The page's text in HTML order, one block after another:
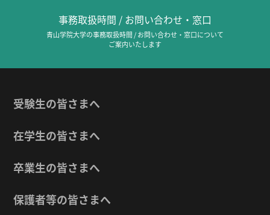
事務取扱時間 / お問い合わせ・窓口
青山学院大学の事務取扱時間 / お問い合わせ・窓口について
ご案内いたします
受験生の皆さまへ
在学生の皆さまへ
卒業生の皆さまへ
保護者等の皆さまへ